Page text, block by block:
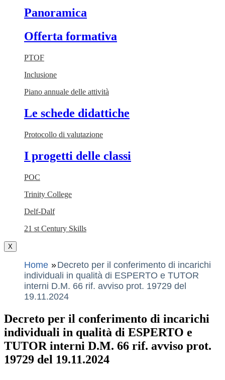
Panoramica
Offerta formativa
PTOF
Inclusione
Piano annuale delle attività
Le schede didattiche
Protocollo di valutazione
I progetti delle classi
POC
Trinity College
Delf-Dalf
21 st Century Skills
X
Home
Decreto per il conferimento di incarichi
individuali in qualità di ESPERTO e TUTOR
interni D.M. 66 rif. avviso prot. 19729 del
19.11.2024
Decreto per il conferimento di incarichi
individuali in qualità di ESPERTO e
TUTOR interni D.M. 66 rif. avviso prot.
19729 del 19.11.2024